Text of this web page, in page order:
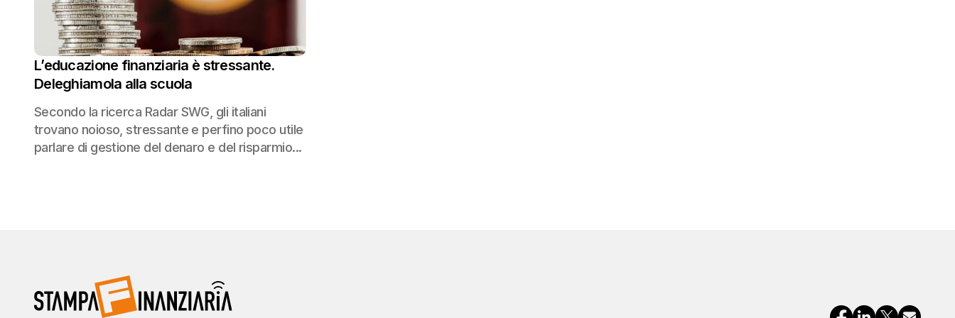
L’educazione finanziaria è stressante.
Deleghiamola alla scuola
Secondo la ricerca Radar SWG, gli italiani
trovano noioso, stressante e perfino poco utile
parlare di gestione del denaro e del risparmio...